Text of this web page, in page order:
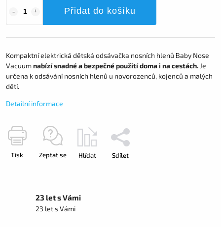
Přidat do košíku
Kompaktní elektrická dětská odsávačka nosních hlenů Baby Nose
Vacuumnabízí snadné a bezpečné použití doma i na cestách. Je
určena k odsávání nosních hlenů u novorozenců, kojenců a malých
dětí.
Detailní informace
Tisk Zeptat se Hlídat Sdílet
23 let s Vámi
23 let s Vámi